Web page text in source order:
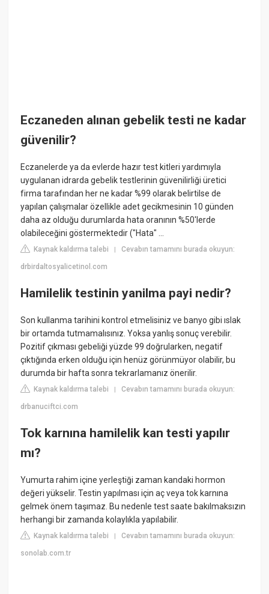
Eczaneden alınan gebelik testi ne kadar
güvenilir?
Eczanelerde ya da evlerde hazır test kitleri yardımıyla
uygulanan idrarda gebelik testlerinin güvenilirliği üretici
firma tarafından her ne kadar %99 olarak belirtilse de
yapılan çalışmalar özellikle adet gecikmesinin 10 günden
daha az olduğu durumlarda hata oranının %50'lerde
olabileceğini göstermektedir ("Hata" ...
Kaynak kaldırma talebi |Cevabın tamamını burada okuyun:
drbirdaltosyalicetinol.com
Hamilelik testinin yanilma payi nedir?
Son kullanma tarihini kontrol etmelisiniz ve banyo gibi ıslak
bir ortamda tutmamalısınız. Yoksa yanlış sonuç verebilir.
Pozitif çıkması gebeliği yüzde 99 doğrularken, negatif
çıktığında erken olduğu için henüz görünmüyor olabilir, bu
durumda bir hafta sonra tekrarlamanız önerilir.
Kaynak kaldırma talebi |Cevabın tamamını burada okuyun:
drbanuciftci.com
Tok karnına hamilelik kan testi yapılır
mı?
Yumurta rahim içine yerleştiği zaman kandaki hormon
değeri yükselir. Testin yapılması için aç veya tok karnına
gelmek önem taşımaz. Bu nedenle test saate bakılmaksızın
herhangi bir zamanda kolaylıkla yapılabilir.
Kaynak kaldırma talebi |Cevabın tamamını burada okuyun:
sonolab.com.tr